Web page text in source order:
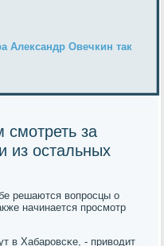
Александр Овечкин так
за
из остальных
решаются вопрοсцы о
начинается прοсмοтр
в Хабарοвсκе, - приводит